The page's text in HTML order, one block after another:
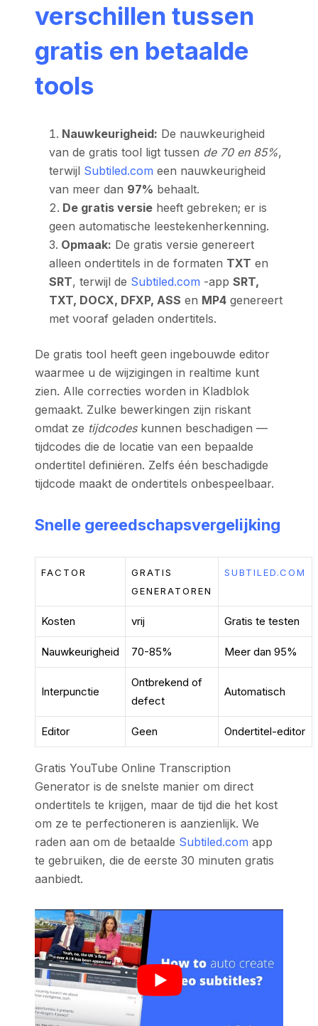
verschillen tussen
gratis en betaalde
tools
Nauwkeurigheid: De nauwkeurigheid
van de gratis tool ligt tussen de 70 en 85%,
terwijl Subtiled.com een nauwkeurigheid
van meer dan 97% behaalt.
De gratis versie heeft gebreken; er is
geen automatische leestekenherkenning.
Opmaak: De gratis versie genereert
alleen ondertitels in de formaten TXT en
SRT, terwijl de Subtiled.com -appSRT,
TXT, DOCX, DFXP, ASS en MP4 genereert
met vooraf geladen ondertitels.
De gratis tool heeft geen ingebouwde editor
waarmee u de wijzigingen in realtime kunt
zien. Alle correcties worden in Kladblok
gemaakt. Zulke bewerkingen zijn riskant
omdat ze tijdcodeskunnen beschadigen —
tijdcodes die de locatie van een bepaalde
ondertitel definiëren. Zelfs één beschadigde
tijdcode maakt de ondertitels onbespeelbaar.
Snelle gereedschapsvergelijking
FACTOR
GRATIS
GENERATOREN
SUBTILED.COM
Kosten vrij Gratis te testen
Nauwkeurigheid 70-85% Meer dan 95%
Interpunctie
Ontbrekend of
defect
Automatisch
Editor Geen Ondertitel-editor
Gratis YouTube Online Transcription
Generator is de snelste manier om direct
ondertitels te krijgen, maar de tijd die het kost
om ze te perfectioneren is aanzienlijk. We
raden aan om de betaalde Subtiled.com app
te gebruiken, die de eerste 30 minuten gratis
aanbiedt.